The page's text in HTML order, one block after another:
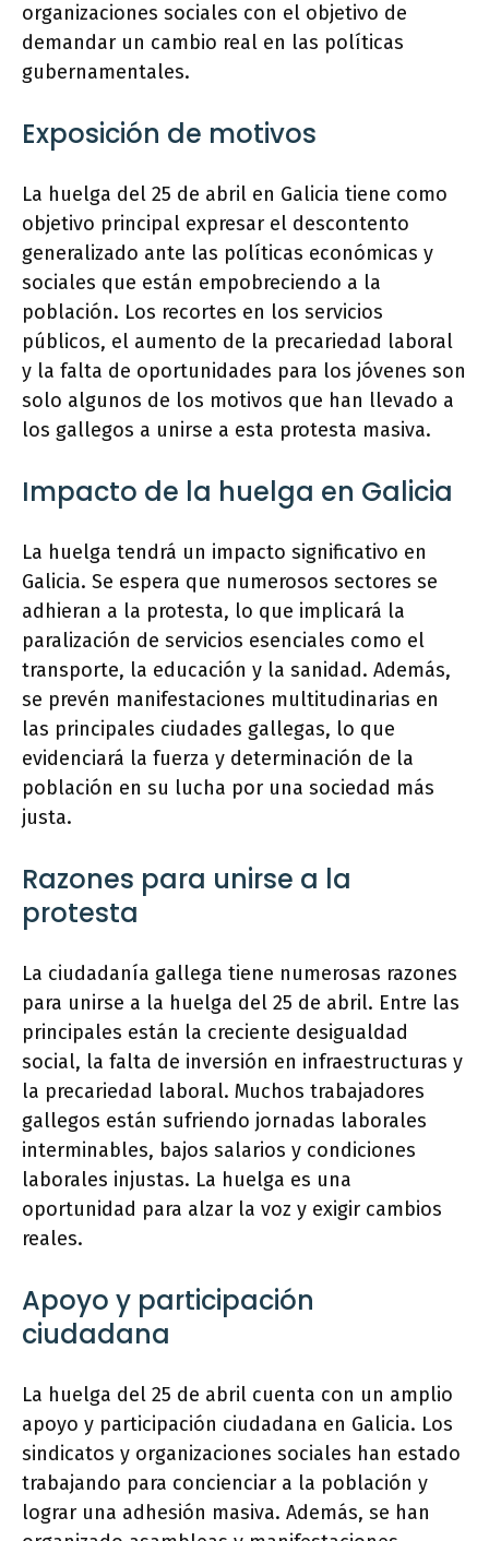
organizaciones sociales con el objetivo de
demandar un cambio real en las políticas
gubernamentales.
Exposición de motivos
La huelga del 25 de abril en Galicia tiene como
objetivo principal expresar el descontento
generalizado ante las políticas económicas y
sociales que están empobreciendo a la
población. Los recortes en los servicios
públicos, el aumento de la precariedad laboral
y la falta de oportunidades para los jóvenes son
solo algunos de los motivos que han llevado a
los gallegos a unirse a esta protesta masiva.
Impacto de la huelga en Galicia
La huelga tendrá un impacto significativo en
Galicia. Se espera que numerosos sectores se
adhieran a la protesta, lo que implicará la
paralización de servicios esenciales como el
transporte, la educación y la sanidad. Además,
se prevén manifestaciones multitudinarias en
las principales ciudades gallegas, lo que
evidenciará la fuerza y determinación de la
población en su lucha por una sociedad más
justa.
Razones para unirse a la
protesta
La ciudadanía gallega tiene numerosas razones
para unirse a la huelga del 25 de abril. Entre las
principales están la creciente desigualdad
social, la falta de inversión en infraestructuras y
la precariedad laboral. Muchos trabajadores
gallegos están sufriendo jornadas laborales
interminables, bajos salarios y condiciones
laborales injustas. La huelga es una
oportunidad para alzar la voz y exigir cambios
reales.
Apoyo y participación
ciudadana
La huelga del 25 de abril cuenta con un amplio
apoyo y participación ciudadana en Galicia. Los
sindicatos y organizaciones sociales han estado
trabajando para concienciar a la población y
lograr una adhesión masiva. Además, se han